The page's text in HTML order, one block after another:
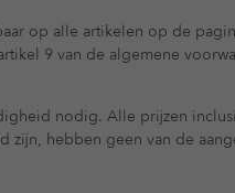
op alle artikelen op de
9 van de algemene
nodig. Alle prijzen
zijn, hebben geen van de